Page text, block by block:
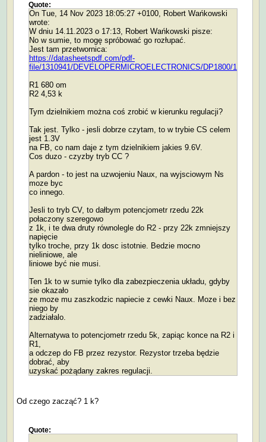
Quote:
On Tue, 14 Nov 2023 18:05:27 +0100, Robert Wańkowski
wrote:
W dniu 14.11.2023 o 17:13, Robert Wańkowski pisze:
No w sumie, to mogę spróbować go rozłupać.
Jest tam przetwornica:
https://datasheetspdf.com/pdf-
file/1310941/DEVELOPERMICROELECTRONICS/DP1800/1
R1 680 om
R2 4,53 k
Tym dzielnikiem można coś zrobić w kierunku regulacji?
Tak jest. Tylko - jesli dobrze czytam, to w trybie CS celem
jest 1.3V
na FB, co nam daje z tym dzielnikiem jakies 9.6V.
Cos duzo - czyzby tryb CC ?
A pardon - to jest na uzwojeniu Naux, na wyjsciowym Ns
moze byc
co innego.
Jesli to tryb CV, to dałbym potencjometr rzedu 22k
połaczony szeregowo
z 1k, i te dwa druty równolegle do R2 - przy 22k zmniejszy
napięcie
tylko troche, przy 1k dosc istotnie. Bedzie mocno
nieliniowe, ale
liniowe być nie musi.
Ten 1k to w sumie tylko dla zabezpieczenia układu, gdyby
sie okazało
ze moze mu zaszkodzic napiecie z cewki Naux. Moze i bez
niego by
zadziałalo.
Alternatywa to potencjometr rzedu 5k, zapiąc konce na R2 i
R1,
a odczep do FB przez rezystor. Rezystor trzeba będzie
dobrać, aby
uzyskać pożądany zakres regulacji.
Od czego zacząć? 1 k?
Quote: